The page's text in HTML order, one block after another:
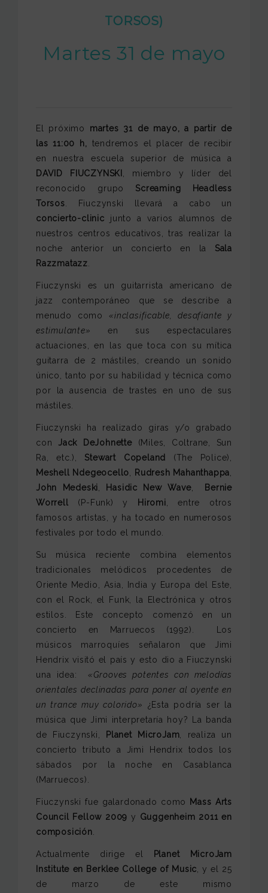
TORSOS)
Martes 31 de mayo
El próximo martes 31 de mayo, a partir de
las 11:00 h, tendremos el placer de recibir
en nuestra escuela superior de música a
DAVID FIUCZYNSKI
, miembro y líder del
reconocido grupo Screaming Headless
Torsos . Fiuczynski llevará a cabo un
concierto-clinic junto a varios alumnos de
nuestros centros educativos, tras realizar la
noche anterior un concierto en la Sala
Razzmatazz
Fiuczynski es un guitarrista americano de
jazz contemporáneo que se describe a
menudo como«inclasificable, desafiante y
estimulante»
en sus espectaculares
actuaciones, en las que toca con su mítica
guitarra de 2 mástiles, creando un sonido
único, tanto por su habilidad y técnica como
por la ausencia de trastes en uno de sus
mástiles.
Fiuczynski ha realizado giras y/o grabado
con Jack DeJohnette(Miles, Coltrane, Sun
Ra, etc.), Stewart Copeland
(The Police),
Meshell Ndegeocello
Rudresh Mahanthappa
John Medeski
Hasidic New Wave,
Bernie
Worrell (P-Funk) y Hiromi , entre otros
famosos artistas, y ha tocado en numerosos
festivales por todo el mundo.
Su música reciente combina elementos
tradicionales melódicos procedentes de
Oriente Medio, Asia, India y Europa del Este,
con el Rock, el Funk, la Electrónica y otros
estilos. Este concepto comenzó en un
concierto en Marruecos (1992). Los
músicos marroquíes señalaron que Jimi
Hendrix visitó el país y esto dio a Fiuczynski
una idea: «Grooves potentes con melodías
orientales declinadas para poner al oyente en
un trance muy colorido»
¿Esta podría ser la
música que Jimi interpretaría hoy? La banda
de Fiuczynski,
Planet MicroJam , realiza un
concierto tributo a Jimi Hendrix todos los
sábados por la noche en Casablanca
(Marruecos).
Fiuczynski fue galardonado como
Mass Arts
Council Fellow 2009 y Guggenheim 2011 en
composición
Actualmente dirige el
Planet MicroJam
Institute en Berklee College of Music , y el 25
de marzo de este mismo